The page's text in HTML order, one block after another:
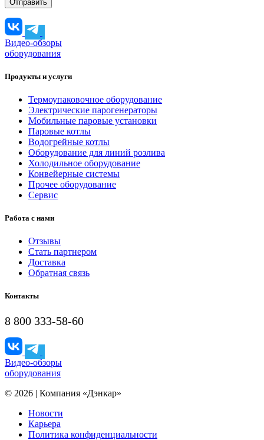
Видео-обзоры
оборудования
Продукты и услуги
Термоупаковочное оборудование
Электрические парогенераторы
Мобильные паровые установки
Паровые котлы
Водогрейные котлы
Оборудование для линий розлива
Холодильное оборудование
Конвейерные системы
Прочее оборудование
Сервис
Работа с нами
Отзывы
Стать партнером
Доставка
Обратная связь
Контакты
8 800 333-58-60
Видео-обзоры
оборудования
© 2026 | Компания «Дэнкар»
Новости
Карьера
Политика конфиденциальности